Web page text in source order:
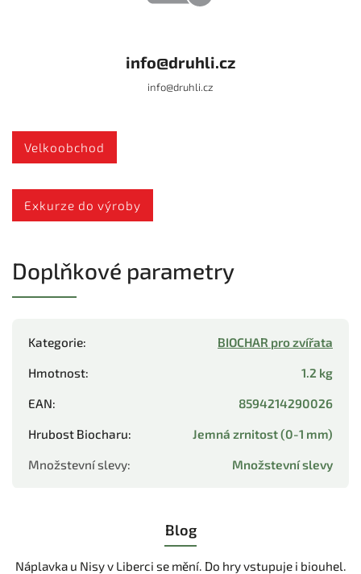
info@druhli.cz
info@druhli.cz
Velkoobchod
Exkurze do výroby
Doplňkové parametry
Kategorie: BIOCHAR pro zvířata
Hmotnost: 1.2 kg
EAN: 8594214290026
Hrubost Biocharu: Jemná zrnitost (0-1 mm)
Množstevní slevy: Množstevní slevy
Blog
Náplavka u Nisy v Liberci se mění. Do hry vstupuje i biouhel.